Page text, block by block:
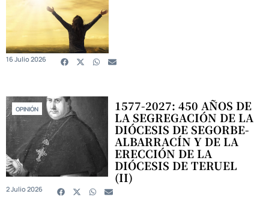
16 Julio 2026
OPINIÓN 1577-2027: 450 AÑOS DE
LA SEGREGACIÓN DE LA
DIÓCESIS DE SEGORBE-
ALBARRACÍN Y DE LA
ERECCIÓN DE LA
DIÓCESIS DE TERUEL
(II)
2 Julio 2026